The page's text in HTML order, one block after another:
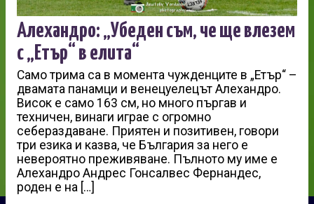
Алехандро: „Убеден съм, че ще влезем
с „Етър“ в елита“
Само трима са в момента чужденците в „Етър“ –
двамата панамци и венецуелецът Алехандро.
Висок е само 163 см, но много пъргав и
техничен, винаги играе с огромно
себераздаване. Приятен и позитивен, говори
три езика и казва, че България за него е
невероятно преживяване. Пълното му име е
Алехандро Андрес Гонсалвес Фернандес,
роден е на […]